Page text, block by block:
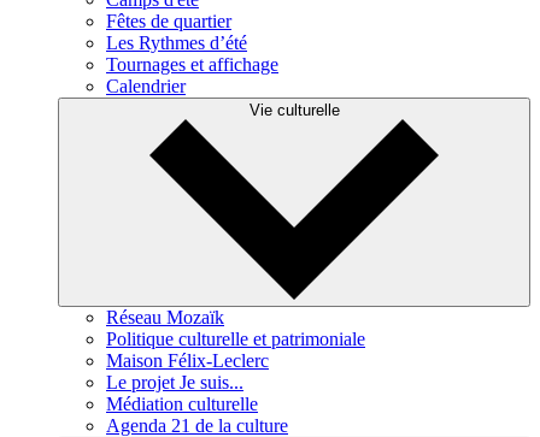
Fêtes de quartier
Les Rythmes d’été
Tournages et affichage
Calendrier
Vie culturelle
Réseau Mozaïk
Politique culturelle et patrimoniale
Maison Félix-Leclerc
Le projet Je suis...
Médiation culturelle
Agenda 21 de la culture